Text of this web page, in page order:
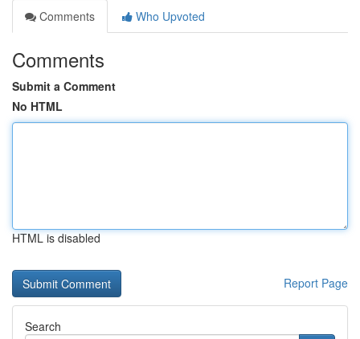
Comments
Who Upvoted
Comments
Submit a Comment
No HTML
HTML is disabled
Report Page
Search